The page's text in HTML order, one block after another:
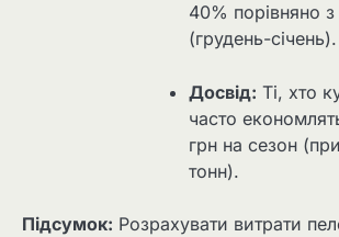
40% порівняно
(грудень-січень).
Досвід: Ті, хто
часто
грн на сезон
тонн).
Підсумок: Розрахувати витрати